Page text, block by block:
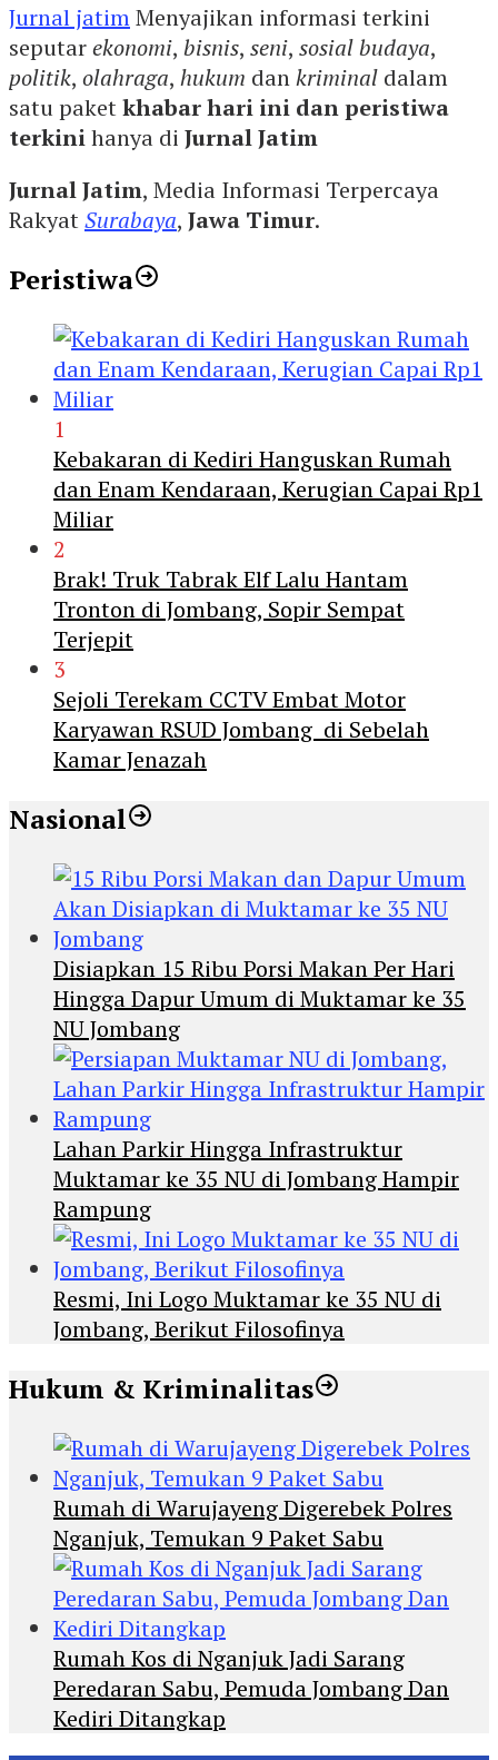
Jurnal jatimMenyajikan informasi terkini
seputarekonomi, bisnis, seni, sosial budaya,
politik, olahraga, hukum dankriminal dalam
satu paketkhabar hari ini dan peristiwa
terkinihanya di Jurnal Jatim
Jurnal Jatim, Media Informasi Terpercaya
RakyatSurabaya, Jawa Timur.
Peristiwa
1
Kebakaran di Kediri Hanguskan Rumah
dan Enam Kendaraan, Kerugian Capai Rp1
Miliar
2
Brak! Truk Tabrak Elf Lalu Hantam
Tronton di Jombang, Sopir Sempat
Terjepit
3
Sejoli Terekam CCTV Embat Motor
Karyawan RSUD Jombang di Sebelah
Kamar Jenazah
Nasional
Disiapkan 15 Ribu Porsi Makan Per Hari
Hingga Dapur Umum di Muktamar ke 35
NU Jombang
Lahan Parkir Hingga Infrastruktur
Muktamar ke 35 NU di Jombang Hampir
Rampung
Resmi, Ini Logo Muktamar ke 35 NU di
Jombang, Berikut Filosofinya
Hukum & Kriminalitas
Rumah di Warujayeng Digerebek Polres
Nganjuk, Temukan 9 Paket Sabu
Rumah Kos di Nganjuk Jadi Sarang
Peredaran Sabu, Pemuda Jombang Dan
Kediri Ditangkap